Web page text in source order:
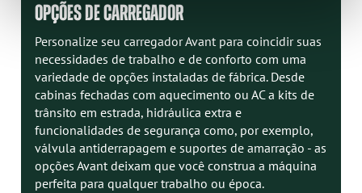
OPÇÕES DE CARREGADOR
Personalize seu carregador Avant para coincidir suas
necessidades de trabalho e de conforto com uma
variedade de opções instaladas de fábrica. Desde
cabinas fechadas com aquecimento ou AC a kits de
trânsito em estrada, hidráulica extra e
funcionalidades de segurança como, por exemplo,
válvula antiderrapagem e suportes de amarração - as
opções Avant deixam que você construa a máquina
perfeita para qualquer trabalho ou época.